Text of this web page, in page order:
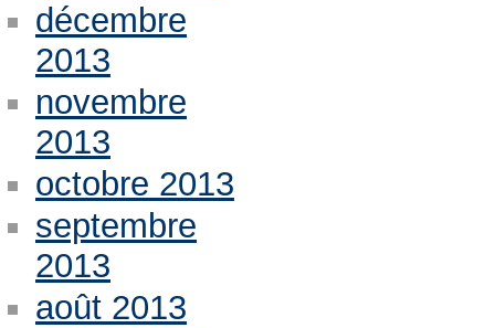
décembre
2013
novembre
2013
octobre 2013
septembre
2013
août 2013